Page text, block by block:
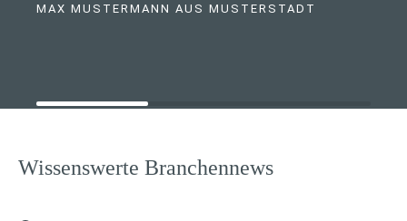
MAX MUSTERMANN AUS MUSTERSTADT
Wissenswerte Branchennews